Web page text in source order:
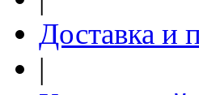
Доставка и
|